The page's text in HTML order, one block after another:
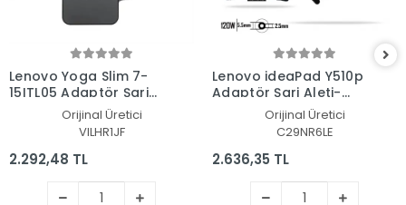
Lenovo Yoga Slim 7-
15ITL05 Adaptör Şarj
Aleti-CihazıOrijinal Üretici
VILHR1JF
2.292,48 TL
Lenovo ideaPad Y510p
Adaptör Şarj Aleti-
Orijinal Üretici
C29NR6LE
2.636,35 TL